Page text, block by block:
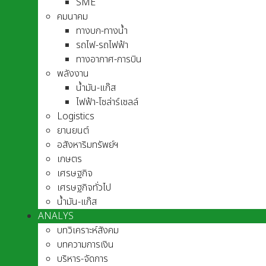
คมนาคม
ทางบก-ทางน้ำ
รถไฟ-รถไฟฟ้า
ทางอากาศ-การบิน
พลังงาน
น้ำมัน-แก๊ส
ไฟฟ้า-โซล่าร์เซลล์
Logistics
ยานยนต์
อสังหาริมทรัพย์ฯ
เกษตร
เศรษฐกิจ
เศรษฐกิจทั่วไป
น้ำมัน-แก๊ส
ANALYS
บทวิเคราะห์สังคม
บทความการเงิน
บริหาร-จัดการ